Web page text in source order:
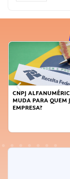
DICAS PARA